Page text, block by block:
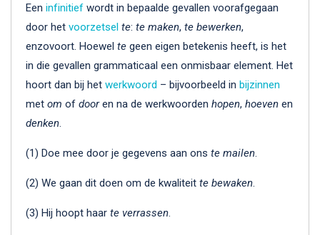
Een infinitief wordt in bepaalde gevallen voorafgegaan
door het voorzetsel te: te maken, te bewerken,
enzovoort. Hoewel te geen eigen betekenis heeft, is het
in die gevallen grammaticaal een onmisbaar element. Het
hoort dan bij het werkwoord – bijvoorbeeld in bijzinnen
met om of dooren na de werkwoorden hopen, hoeven en
denken.
(1) Doe mee door je gegevens aan ons te mailen.
(2) We gaan dit doen om de kwaliteit te bewaken.
(3) Hij hoopt haar te verrassen.